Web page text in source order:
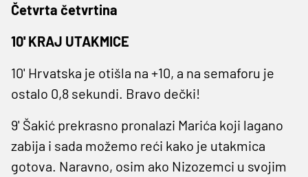
Četvrta četvrtina
10' KRAJ UTAKMICE
10' Hrvatska je otišla na +10, a na semaforu je
ostalo 0,8 sekundi. Bravo dečki!
9' Šakić prekrasno pronalazi Marića koji lagano
zabija i sada možemo reći kako je utakmica
gotova. Naravno, osim ako Nizozemci u svojim